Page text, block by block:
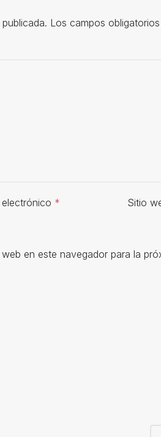
Los campos
* Sitio
en este navegador para la